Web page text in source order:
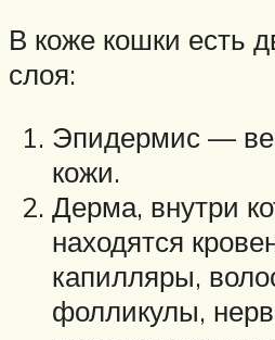
В коже кошки есть
слоя:
Эпидермис —
кожи.
Дерма, внутри
находятся
капилляры,
фолликулы,